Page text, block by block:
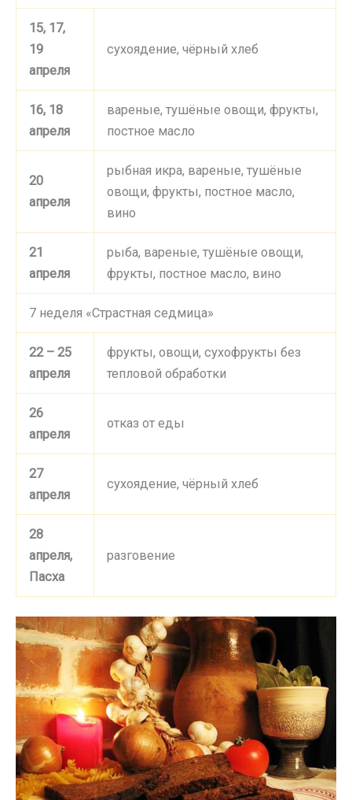
15, 17,
19
апреля
сухоядение, чёрный хлеб
16, 18
апреля
вареные, тушёные овощи, фрукты,
постное масло
20
апреля
рыбная икра, вареные, тушёные
овощи, фрукты, постное масло,
вино
21
апреля
рыба, вареные, тушёные овощи,
фрукты, постное масло, вино
7 неделя «Страстная седмица»
22 – 25
апреля
фрукты, овощи, сухофрукты без
тепловой обработки
26
апреля
отказ от еды
27
апреля
сухоядение, чёрный хлеб
28
апреля,
Пасха
разговение